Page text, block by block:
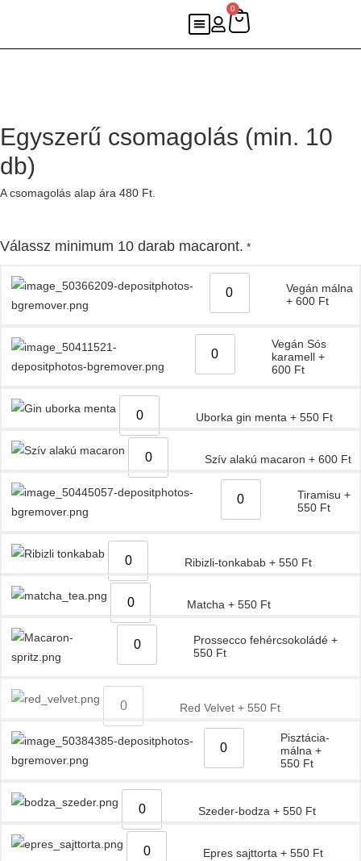
0
Egyszerű csomagolás (min. 10
db)
A csomagolás alap ára 480 Ft.
Válassz minimum 10 darab macaront. *
Vegán málna
+ 600 Ft
Vegán Sós
karamell+
600 Ft
Uborka gin menta + 550 Ft
Szív alakú macaron + 600 Ft
Tiramisu +
550 Ft
Ribizli-tonkabab + 550 Ft
Matcha + 550 Ft
Prossecco fehércsokoládé +
550 Ft
Red Velvet + 550 Ft
Pisztácia-
málna +
550 Ft
Szeder-bodza + 550 Ft
Epres sajttorta + 550 Ft